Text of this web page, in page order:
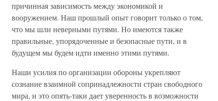
причинная зависимость между экономикой и
вооружением. Наш прошлый опыт говорит только о том,
что мы шли неверными путями. Но имеются также
правильные, упорядоченные и безопасные пути, и в
будущем мы будем идти именно этими путями.
Наши усилия по организации обороны укрепляют
сознание взаимной сопринадлежности стран свободного
мира, и это опять-таки дает уверенность в возможности